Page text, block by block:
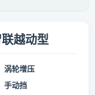
越动型
涡轮增压
手动挡